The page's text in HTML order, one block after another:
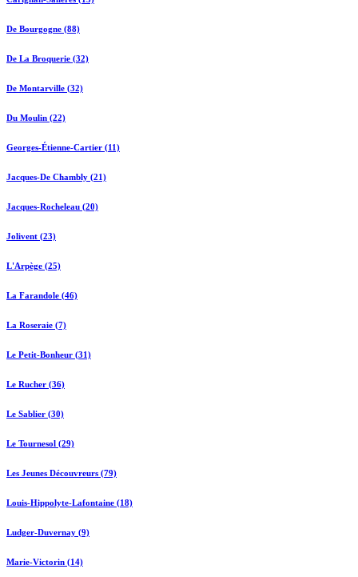
De Bourgogne (88)
De La Broquerie (32)
De Montarville (32)
Du Moulin (22)
Georges-Étienne-Cartier (11)
Jacques-De Chambly (21)
Jacques-Rocheleau (20)
Jolivent (23)
L'Arpège (25)
La Farandole (46)
La Roseraie (7)
Le Petit-Bonheur (31)
Le Rucher (36)
Le Sablier (30)
Le Tournesol (29)
Les Jeunes Découvreurs (79)
Louis-Hippolyte-Lafontaine (18)
Ludger-Duvernay (9)
Marie-Victorin (14)